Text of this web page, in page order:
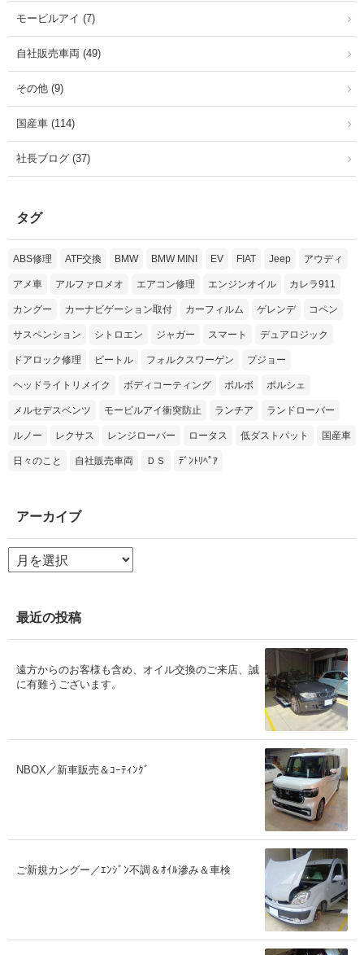
モービルアイ (7)
自社販売車両 (49)
その他 (9)
国産車 (114)
社長ブログ (37)
タグ
ABS修理 ATF交換 BMW BMW MINI EV FIAT Jeep アウディ
アメ車 アルファロメオ エアコン修理 エンジンオイル カレラ911
カングー カーナビゲーション取付 カーフィルム ゲレンデ コペン
サスペンション シトロエン ジャガー スマート デュアロジック
ドアロック修理 ビートル フォルクスワーゲン プジョー
ヘッドライトリメイク ボディコーティング ボルボ ポルシェ
メルセデスベンツ モービルアイ衝突防止 ランチア ランドローバー
ルノー レクサス レンジローバー ロータス 低ダストパット 国産車
日々のこと 自社販売車両 ＤＳ ﾃﾞﾝﾄﾘﾍﾟｱ
アーカイブ
ア
ー
ブ
最近の投稿
遠方からのお客様も含め、オイル交換のご来店、誠
に有難うございます。
NBOX／新車販売＆ｺｰﾃｨﾝｸﾞ
ご新規カングー／ｴﾝｼﾞﾝ不調＆ｵｲﾙ滲み＆車検